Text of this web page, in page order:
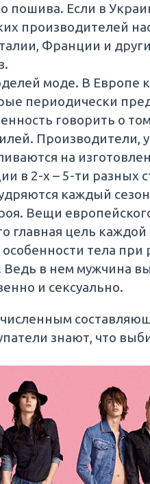
пошива. Если в
производителей
Франции и
моде. В Европе
периодически
говорить о
на
в 2-х – 5-ти разных
каждый
Вещи
главная цель
особенности тела
Ведь в нем мужчина
и сексуально.
знают, что